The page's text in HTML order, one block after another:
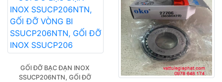
GỐI ĐỠ BẠC ĐẠN INOX
SSUCP206NTN, GỐI ĐỠ